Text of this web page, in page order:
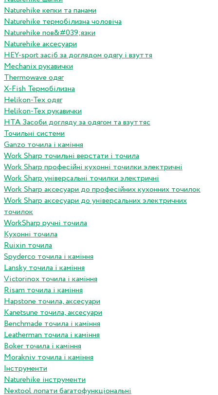
Naturehike кепки та панами
Naturehike термобілизна чоловіча
Naturehike пов&#039;язки
Naturehike аксесуари
HEY-sport засіб за доглядом одягу і взуття
Mechanix рукавички
Thermowave одяг
X-Fish Термобілизна
Helikon-Tex одяг
Helikon-Tex рукавички
HTA Засоби догляду за одягом та взуттяс
Точильні системи
Ganzo точила і каміння
Work Sharp точильні верстати і точила
Work Sharp професiйнi кухоннi точилки электричнi
Work Sharp унiверсальнi точилки электричнi
Work Sharp аксесуари до професiйних кухонних точилок
Work Sharp аксесуари до унiверсальних электричних
точилок
WorkSharp ручні точила
Кухонні точила
Ruixin точила
Spyderco точила і каміння
Lansky точила і каміння
Victorinox точила і каміння
Risam точила і каміння
Hapstone точила, аксесуари
Kanetsune точила, аксесуари
Benchmade точила і каміння
Leatherman точила і каміння
Boker точила і каміння
Morakniv точила і каміння
Інструменти
Naturehike інструменти
Nextool лопати багатофункціональні